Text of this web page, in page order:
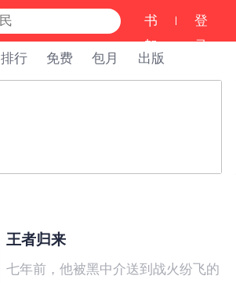
书
架
登
录
排行 免费 包月 出版
王者归来
七年前，他被黑中介送到战火纷飞的